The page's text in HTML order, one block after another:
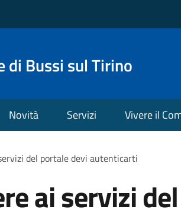
di Bussi sul Tirino
Novità Servizi Vivere il
del portale devi autenticarti
ai servizi